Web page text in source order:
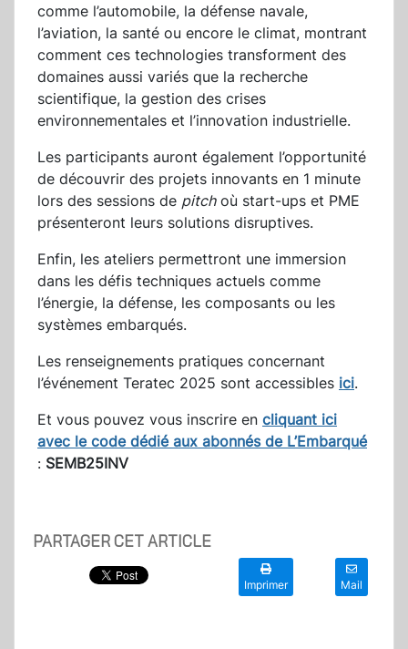
comme l’automobile, la défense navale,
l’aviation, la santé ou encore le climat, montrant
comment ces technologies transforment des
domaines aussi variés que la recherche
scientifique, la gestion des crises
environnementales et l’innovation industrielle.
Les participants auront également l’opportunité
de découvrir des projets innovants en 1 minute
lors des sessions de pitchoù start-ups et PME
présenteront leurs solutions disruptives.
Enfin, les ateliers permettront une immersion
dans les défis techniques actuels comme
l’énergie, la défense, les composants ou les
systèmes embarqués.
Les renseignements pratiques concernant
l’événement Teratec 2025 sont accessibles ici.
Et vous pouvez vous inscrire en cliquant ici
avec le code dédié aux abonnés de L’Embarqué
: SEMB25INV
PARTAGER CET ARTICLE
Imprimer Mail